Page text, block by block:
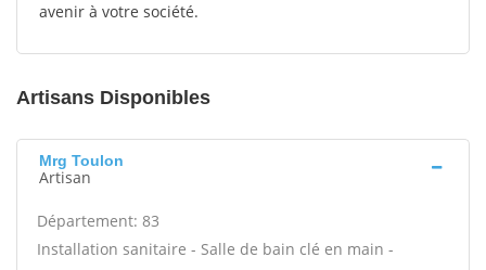
avenir à votre société.
Artisans Disponibles
Mrg Toulon
Artisan
Département: 83
Installation sanitaire - Salle de bain clé en main -